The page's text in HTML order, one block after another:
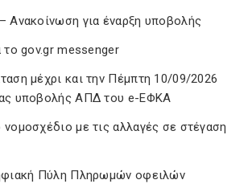
Ανακοίνωση για έναρξη υποβολής
το gov.gr messenger
μέχρι και την Πέμπτη 10/09/2026
υποβολής ΑΠΔ του e-ΕΦΚΑ
με τις αλλαγές σε στέγαση
Πύλη Πληρωμών οφειλών